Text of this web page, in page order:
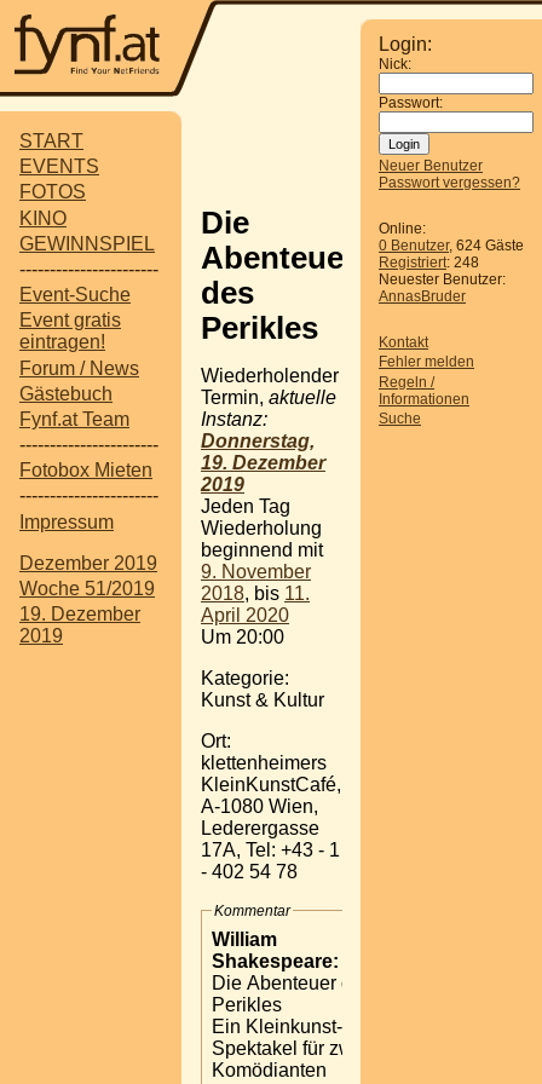
START
EVENTS
FOTOS
KINO
GEWINNSPIEL
-----------------------
Event-Suche
Event gratis
eintragen!
Forum / News
Gästebuch
Fynf.at Team
-----------------------
Fotobox Mieten
-----------------------
Impressum
Dezember 2019
Woche 51/2019
19. Dezember
2019
Login:
Nick:
Passwort:
Neuer Benutzer
Passwort vergessen?
Online:
0 Benutzer, 624 Gäste
Registriert: 248
Neuester Benutzer:
AnnasBruder
Kontakt
Fehler melden
Regeln /
Informationen
Suche
Die
Abenteuer
des
Perikles
Wiederholender
Termin, aktuelle
Instanz:
Donnerstag,
19. Dezember
2019
Jeden Tag
Wiederholung
beginnend mit
9. November
2018, bis 11.
April 2020
Um 20:00
Kategorie:
Kunst & Kultur
Ort:
klettenheimers
KleinKunstCafé,
A-1080 Wien,
Lederergasse
17A, Tel: +43 - 1
- 402 54 78
Kommentar
William
Shakespeare:
Die Abenteuer des
Perikles
Ein Kleinkunst-
Spektakel für zwei
Komödianten